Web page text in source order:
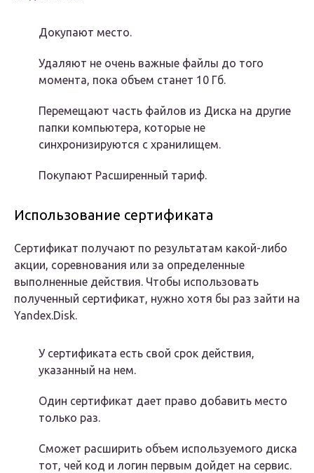
Докупают место.
Удаляют не очень важные файлы до того
момента, пока объем станет 10 Гб.
Перемещают часть файлов из Диска на другие
папки компьютера, которые не
синхронизируются с хранилищем.
Покупают Расширенный тариф.
Использование сертификата
Сертификат получают по результатам какой-либо
акции, соревнования или за определенные
выполненные действия. Чтобы использовать
полученный сертификат, нужно хотя бы раз зайти на
Yandex.Disk.
У сертификата есть свой срок действия,
указанный на нем.
Один сертификат дает право добавить место
только раз.
Сможет расширить объем используемого диска
тот, чей код и логин первым дойдет на сервис.